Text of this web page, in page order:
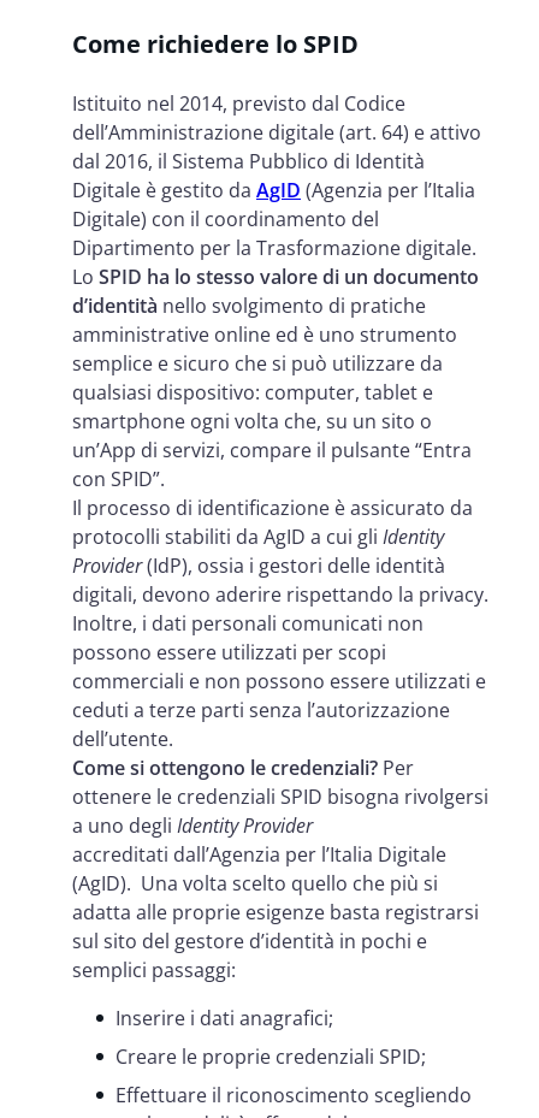
Come richiedere lo SPID
Istituito nel 2014, previsto dal Codice
dell’Amministrazione digitale (art. 64) e attivo
dal 2016, il Sistema Pubblico di Identità
Digitale è gestito da AgID (Agenzia per l’Italia
Digitale) con il coordinamento del
Dipartimento per la Trasformazione digitale.
Lo SPID ha lo stesso valore di un documento
d’identità nello svolgimento di pratiche
amministrative online ed è uno strumento
semplice e sicuro che si può utilizzare da
qualsiasi dispositivo: computer, tablet e
smartphone ogni volta che, su un sito o
un’App di servizi, compare il pulsante “Entra
con SPID”.
Il processo di identificazione è assicurato da
protocolli stabiliti da AgID a cui gli Identity
Provider(IdP), ossia i gestori delle identità
digitali, devono aderire rispettando la privacy.
Inoltre, i dati personali comunicati non
possono essere utilizzati per scopi
commerciali e non possono essere utilizzati e
ceduti a terze parti senza l’autorizzazione
dell’utente.
Come si ottengono le credenziali? Per
ottenere le credenziali SPID bisogna rivolgersi
a uno degli Identity Provider
accreditati dall’Agenzia per l’Italia Digitale
(AgID). Una volta scelto quello che più si
adatta alle proprie esigenze basta registrarsi
sul sito del gestore d’identità in pochi e
semplici passaggi:
Inserire i dati anagrafici;
Creare le proprie credenziali SPID;
Effettuare il riconoscimento scegliendo